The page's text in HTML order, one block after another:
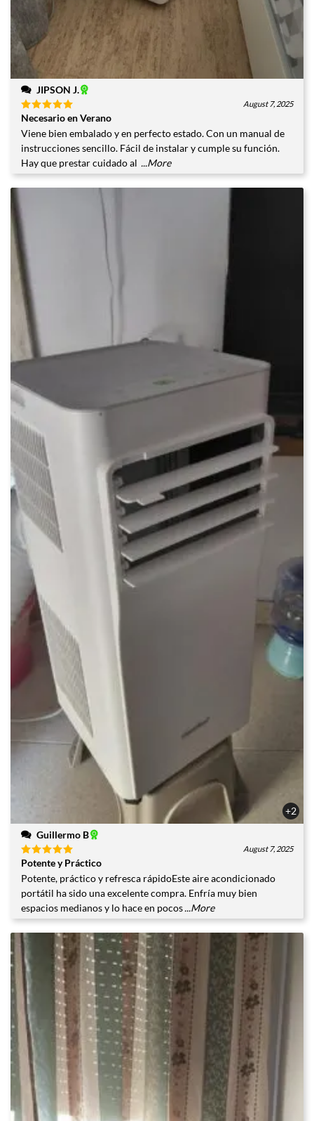
JIPSON J.
Valorado
con
de
5
August 7, 2025
Necesario en Verano
Viene bien embalado y en perfecto estado. Con un manual de
instrucciones sencillo. Fácil de instalar y cumple su función.
Hay que prestar cuidado al ...More
+2
Guillermo B
Valorado
con
5de
5
August 7, 2025
Potente y Práctico
Potente, práctico y refresca rápidoEste aire acondicionado
portátil ha sido una excelente compra. Enfría muy bien
espacios medianos y lo hace en pocos...More